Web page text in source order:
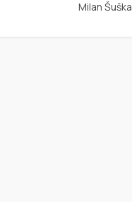
Milan Šuška